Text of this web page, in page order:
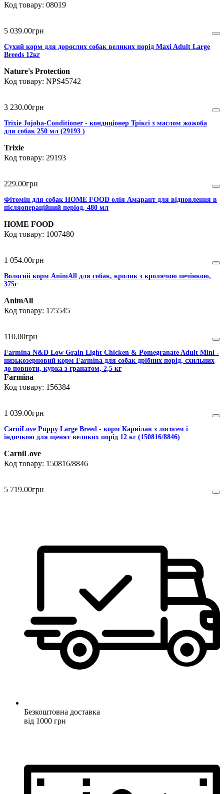
08019
5 039.00грн
Сухий корм для дорослих собак великих порід Maxi Adult Large
Breeds 12кг
Nature's Protection
NPS45742
3 230.00грн
Trixie Jojoba-Conditioner - кондиціонер Тріксі з маслом жожоба
для собак 250 мл (29193 )
Trixie
29193
229.00грн
Фітомін для собак HOME FOOD олія Амарант для відновлення в
післяопераційний період, 480 мл
HOME FOOD
1007480
1 054.00грн
Вологий корм AnimAll для собак, кролик з кролячою печінкою,
375г
AnimAll
175545
110.00грн
Farmina N&D Low Grain Light Chicken & Pomegranate Adult Mini -
низькозерновий корм Farmina для собак дрібних порід, схильних
до повноти, курка з гранатом, 2,5 кг
Farmina
156384
1 039.00грн
CarniLove Puppy Large Breed - корм Карнілав з лососем і
індичкою для щенят великих порід 12 кг (150816/8846)
CarniLove
150816/8846
5 719.00грн
Безкоштовна доставка
від 1000 грн